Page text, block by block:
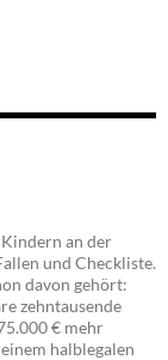
an der
und Checkliste.
davon gehört:
zehntausende
€ mehr
halblegalen